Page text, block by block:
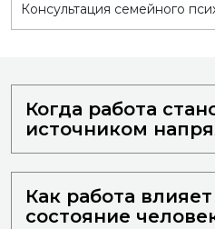
Консультация семейного
Когда работа
источником
Как работа
состояние